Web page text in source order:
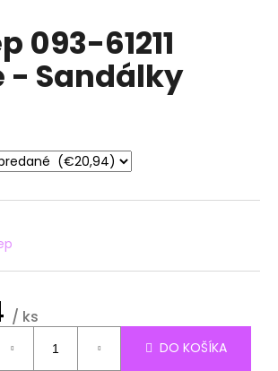
093-61211
- Sandálky
/ ks
DO KOŠÍKA